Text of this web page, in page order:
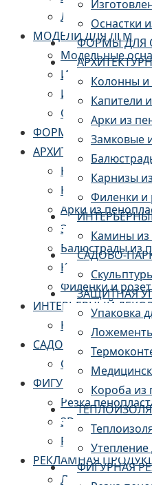
Оснастки
ФОРМЫ ДЛЯ
Колонны и
Капители
Арки из
Замковые
Карнизы
Филенки и
Камины из
САДОВО-
ЗАЩИТНАЯ
Упаковка
Короба из
Утепление
ФИГУРНАЯ
ЛИТЬЕ
МОДЕЛИ ДЛЯ ЛГМ
Модельные
Изготовление
Изготовление
Оснастки из
ФОРМЫ ДЛЯ
АРХИТЕКТУРНЫЙ
Колонны и
Капители и
Арки из
Замковые и
Балюстрады из
Карнизы из
Филенки и
ИНТЕРЬЕРНЫЙ
Камины из
САДОВО-ПАРКОВЫЙ
Скульптуры и
ФИГУРНАЯ РЕЗКА ИЗ
Резка
3D-резка
Ручная
РЕКЛАМНАЯ
Логотипы из